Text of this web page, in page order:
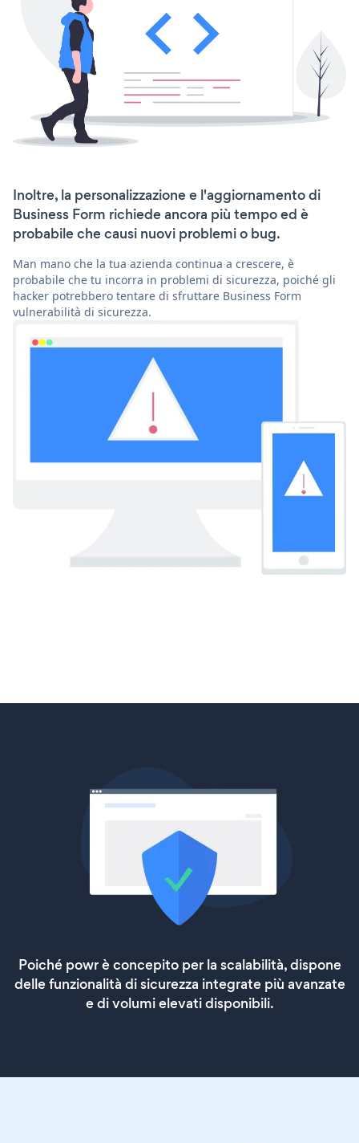
Inoltre, la personalizzazione e l'aggiornamento di
Business Form richiede ancora più tempo ed è
probabile che causi nuovi problemi o bug.
Man mano che la tua azienda continua a crescere, è
probabile che tu incorra in problemi di sicurezza, poiché gli
hacker potrebbero tentare di sfruttare Business Form
vulnerabilità di sicurezza.
Poiché powr è concepito per la scalabilità, dispone
delle funzionalità di sicurezza integrate più avanzate
e di volumi elevati disponibili.